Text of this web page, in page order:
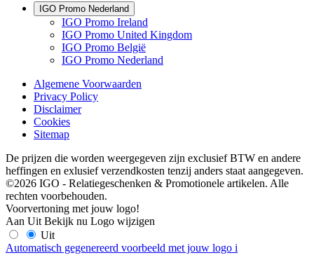
IGO Promo Nederland
IGO Promo Ireland
IGO Promo United Kingdom
IGO Promo België
IGO Promo Nederland
Algemene Voorwaarden
Privacy Policy
Disclaimer
Cookies
Sitemap
De prijzen die worden weergegeven zijn exclusief BTW en andere
heffingen en exlusief verzendkosten tenzij anders staat aangegeven.
©2026 IGO - Relatiegeschenken & Promotionele artikelen. Alle
rechten voorbehouden.
Voorvertoning met jouw logo!
Aan Uit Bekijk nu Logo wijzigen
Uit
Automatisch gegenereerd voorbeeld met jouw logo i